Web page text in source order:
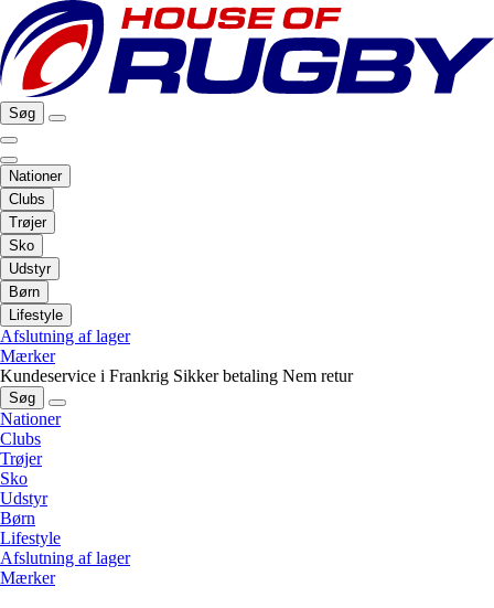
Søg
Nationer
Clubs
Trøjer
Sko
Udstyr
Børn
Lifestyle
Afslutning af lager
Mærker
Kundeservice i Frankrig Sikker betaling Nem retur
Søg
Nationer
Clubs
Trøjer
Sko
Udstyr
Børn
Lifestyle
Afslutning af lager
Mærker